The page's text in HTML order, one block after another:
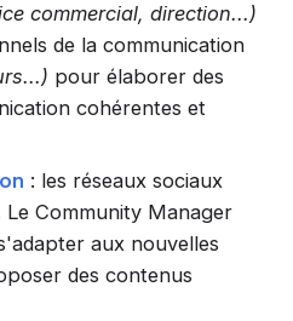
commercial, direction...)
de la communication
pour élaborer des
cohérentes et
: les réseaux sociaux
Community Manager
aux nouvelles
des contenus